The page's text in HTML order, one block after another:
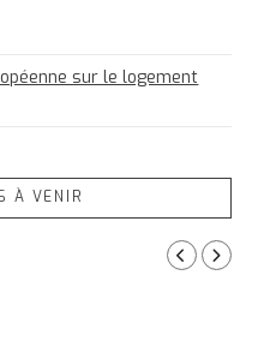
sur le logement
À VENIR